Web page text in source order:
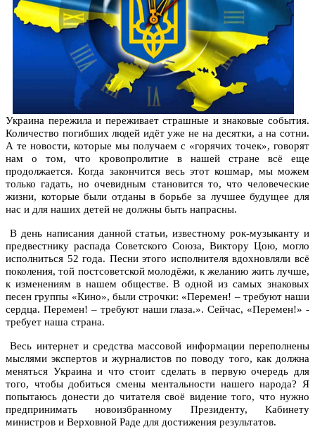
Украина пережила и переживает страшные и знаковые события.
Количество погибших людей идёт уже не на десятки, а на сотни.
А те новости, которые мы получаем с «горячих точек», говорят
нам о том, что кровопролитие в нашей стране всё еще
продолжается. Когда закончится весь этот кошмар, мы можем
только гадать, но очевидным становится то, что человеческие
жизни, которые были отданы в борьбе за лучшее будущее для
нас и для наших детей не должны быть напрасны.
В день написания данной статьи, известному рок-музыканту и
предвестнику распада Советского Союза, Виктору Цою, могло
исполниться 52 года. Песни этого исполнителя вдохновляли всё
поколения, той постсоветской молодёжи, к желанию жить лучше,
к изменениям в нашем обществе. В одной из самых знаковых
песен группы «Кино», были строчки: «Перемен! – требуют наши
сердца. Перемен! – требуют наши глаза.». Сейчас, «Перемен!» -
требует наша страна.
Весь интернет и средства массовой информации переполнены
мыслями экспертов и журналистов по поводу того, как должна
меняться Украина и что стоит сделать в первую очередь для
того, чтобы добиться смены ментальности нашего народа? Я
попытаюсь донести до читателя своё видение того, что нужно
предпринимать новоизбранному Президенту, Кабинету
министров и Верховной Раде для достижения результатов.